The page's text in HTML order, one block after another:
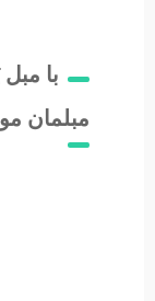
با مبل
مبلمان